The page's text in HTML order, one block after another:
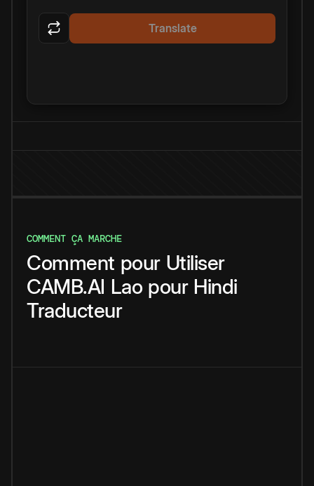
Translate
COMMENT ÇA MARCHE
Comment pour Utiliser
CAMB.AI Lao pour Hindi
Traducteur